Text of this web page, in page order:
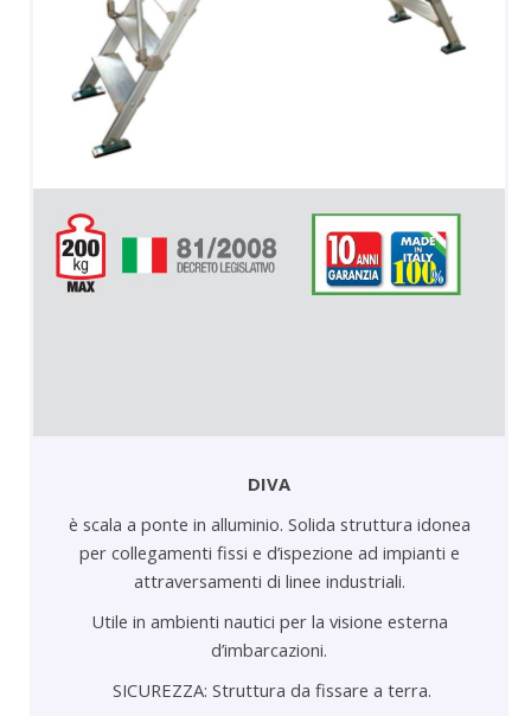
DIVA
è scala a ponte in alluminio. Solida struttura idonea
per collegamenti fissi e d’ispezione ad impianti e
attraversamenti di linee industriali.
Utile in ambienti nautici per la visione esterna
d’imbarcazioni.
SICUREZZA: Struttura da fissare a terra.